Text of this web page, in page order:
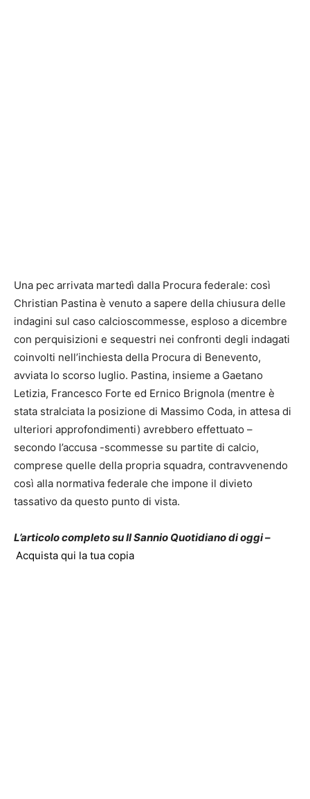
Una pec arrivata martedì dalla Procura federale: così
Christian Pastina è venuto a sapere della chiusura delle
indagini sul caso calcioscommesse, esploso a dicembre
con perquisizioni e sequestri nei confronti degli indagati
coinvolti nell’inchiesta della Procura di Benevento,
avviata lo scorso luglio. Pastina, insieme a Gaetano
Letizia, Francesco Forte ed Ernico Brignola (mentre è
stata stralciata la posizione di Massimo Coda, in attesa di
ulteriori approfondimenti) avrebbero effettuato –
secondo l’accusa -scommesse su partite di calcio,
comprese quelle della propria squadra, contravvenendo
così alla normativa federale che impone il divieto
tassativo da questo punto di vista.
L’articolo completo su Il Sannio Quotidiano di oggi –
Acquista qui la tua copia